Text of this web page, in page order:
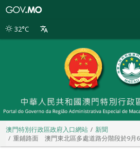
別
32°C
澳門特別行政區政府入口網站
新聞
重鋪路面 澳門東北區多處道路分階段於9月